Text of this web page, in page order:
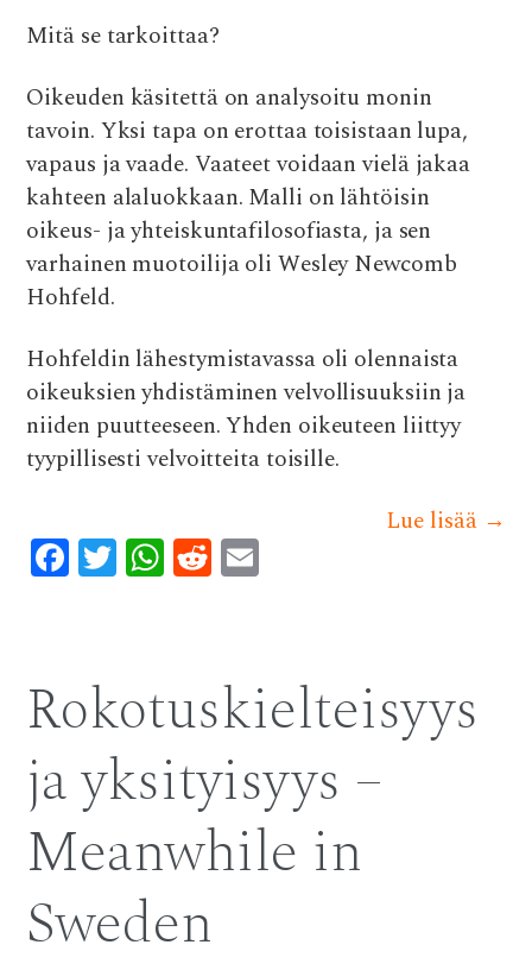
Mitä se tarkoittaa?
Oikeuden käsitettä on analysoitu monin
tavoin. Yksi tapa on erottaa toisistaan lupa,
vapaus ja vaade. Vaateet voidaan vielä jakaa
kahteen alaluokkaan. Malli on lähtöisin
oikeus- ja yhteiskuntafilosofiasta, ja sen
varhainen muotoilija oli Wesley Newcomb
Hohfeld.
Hohfeldin lähestymistavassa oli olennaista
oikeuksien yhdistäminen velvollisuuksiin ja
niiden puutteeseen. Yhden oikeuteen liittyy
tyypillisesti velvoitteita toisille.
Lue lisää →
F
ac
o
o
k
T
w
r
W
h
A
p
p
R
e
di
t
Rokotuskielteisyys
ja yksityisyys –
Meanwhile in
Sweden